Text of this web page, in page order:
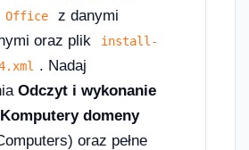
Office
z danymi
oraz plik
install-
. Nadaj
Odczyt i wykonanie
Komputery domeny
oraz pełne